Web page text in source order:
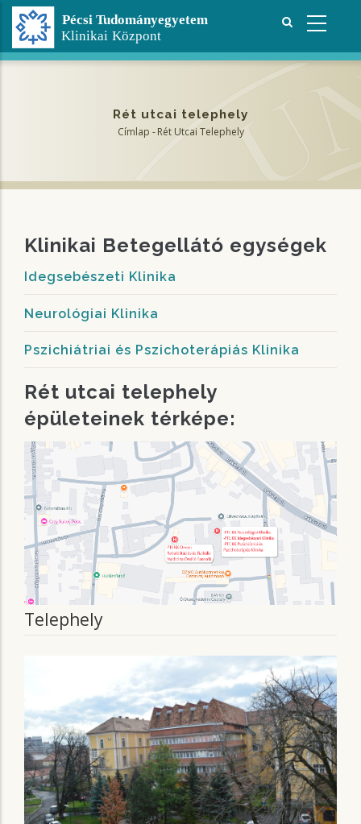
Ugrás
tartalomra
Rét utcai telephely
Címlap - Rét Utcai Telephely
Klinikai Betegellátó egységek
Idegsebészeti Klinika
Neurológiai Klinika
Pszichiátriai és Pszichoterápiás Klinika
Rét utcai telephely
épületeinek térképe:
Telephely